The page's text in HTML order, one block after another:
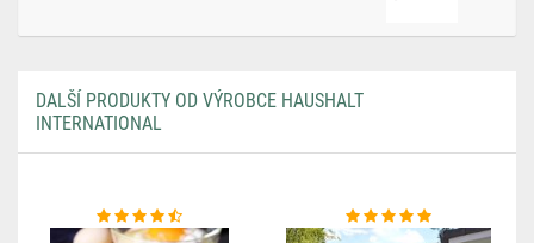
DALŠÍ PRODUKTY OD VÝROBCE HAUSHALT
INTERNATIONAL